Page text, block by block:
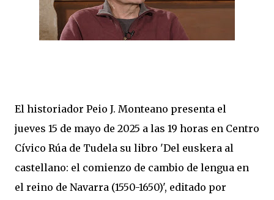
El historiador Peio J. Monteano presenta el
jueves 15 de mayo de 2025 a las 19 horas en Centro
Cívico Rúa de Tudela su libro 'Del euskera al
castellano: el comienzo de cambio de lengua en
el reino de Navarra (1550-1650)', editado por